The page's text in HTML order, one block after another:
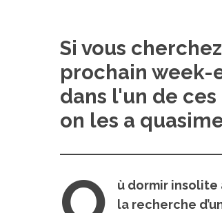
Si vous
prochain week-
dans l'un de
on les a
ù dormir insolite
la recherche